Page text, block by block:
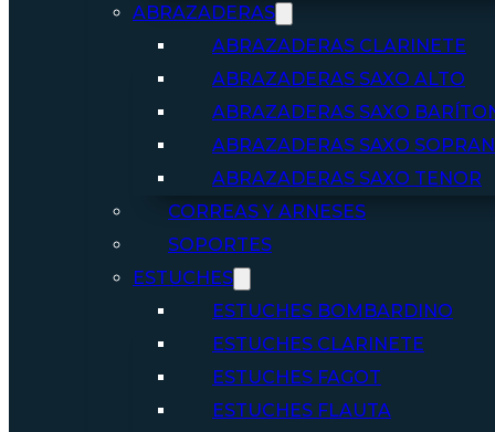
ABRAZADERAS
ABRAZADERAS CLARINETE
ABRAZADERAS SAXO ALTO
ABRAZADERAS SAXO
ABRAZADERAS SAXO
ABRAZADERAS SAXO TENOR
CORREAS Y ARNESES
SOPORTES
ESTUCHES
ESTUCHES BOMBARDINO
ESTUCHES CLARINETE
ESTUCHES FAGOT
ESTUCHES FLAUTA